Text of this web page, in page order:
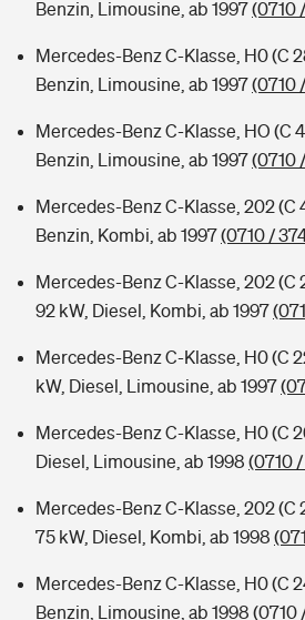
Benzin, Limousine, ab 1997(0710
Mercedes-Benz C-Klasse, H0 (C
Benzin, Limousine, ab 1997(0710
Mercedes-Benz C-Klasse, HO (C
Benzin, Limousine, ab 1997(0710
Mercedes-Benz C-Klasse, 202 (C
Benzin, Kombi, ab 1997(0710 /
Mercedes-Benz C-Klasse, 202 (C
92 kW, Diesel, Kombi, ab 1997
Mercedes-Benz C-Klasse, H0 (C
kW, Diesel, Limousine, ab 1997
Mercedes-Benz C-Klasse, H0 (C
Diesel, Limousine, ab 1998 (0710
Mercedes-Benz C-Klasse, 202 (C
75 kW, Diesel, Kombi, ab 1998
Mercedes-Benz C-Klasse, H0 (C
Benzin, Limousine, ab 1998 (0710